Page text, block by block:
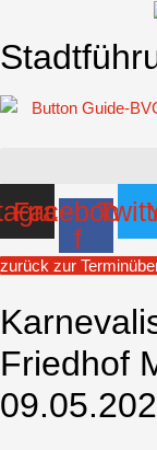
springen
Facebook-
f
zurück zur
Friedhof